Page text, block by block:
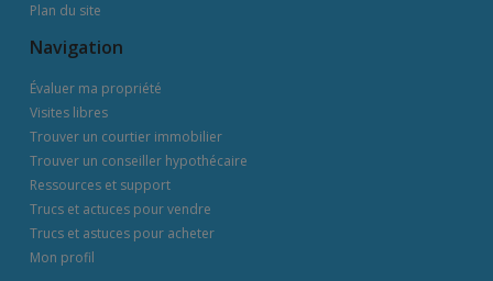
Plan du site
Navigation
Évaluer ma propriété
Visites libres
Trouver un courtier immobilier
Trouver un conseiller hypothécaire
Ressources et support
Trucs et actuces pour vendre
Trucs et astuces pour acheter
Mon profil